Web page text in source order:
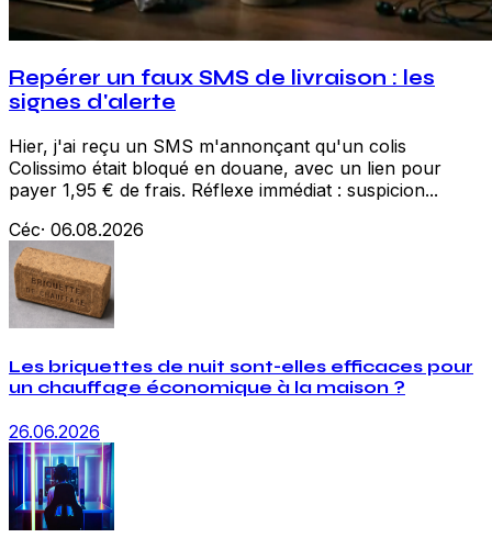
Repérer un faux SMS de livraison : les
signes d'alerte
Hier, j'ai reçu un SMS m'annonçant qu'un colis
Colissimo était bloqué en douane, avec un lien pour
payer 1,95 € de frais. Réflexe immédiat : suspicion...
Céc· 06.08.2026
Les briquettes de nuit sont-elles efficaces pour
un chauffage économique à la maison ?
26.06.2026